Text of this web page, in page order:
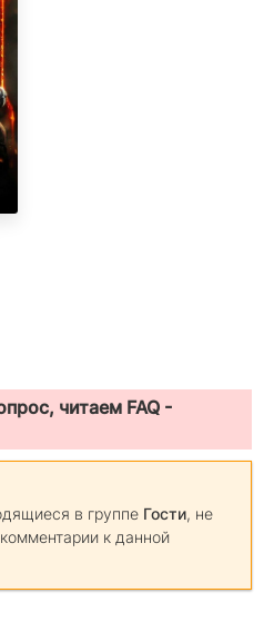
читаем FAQ -
в группе Гости, не
к данной